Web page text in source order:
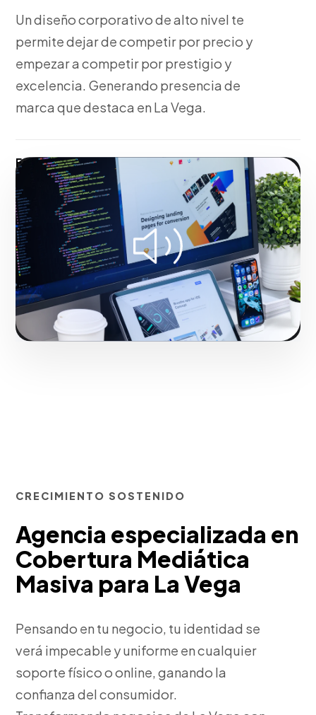
Un diseño corporativo de alto nivel te
permite dejar de competir por precio y
empezar a competir por prestigio y
excelencia. Generando presencia de
marca que destaca en La Vega.
Fase 2:Con nuestra metodología, bocetaje,
vectorización y propuestas visuales de Diseño de
Campañas Publicitarias de Alto Efecto.
Construyendo autoridad de marca en el mercado de
La Vega.
Iniciar proyecto
CRECIMIENTO SOSTENIDO
Agencia especializada en
Cobertura Mediática
Masiva para La Vega
Pensando en tu negocio, tu identidad se
verá impecable y uniforme en cualquier
soporte físico o online, ganando la
confianza del consumidor.